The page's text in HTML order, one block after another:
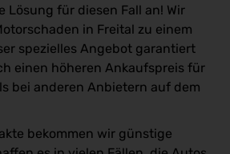
Lösung für diesen Fall an! Wir
in Freital zu einem
spezielles Angebot garantiert
einen höheren Ankaufspreis für
bei anderen Anbietern auf dem
bekommen wir günstige